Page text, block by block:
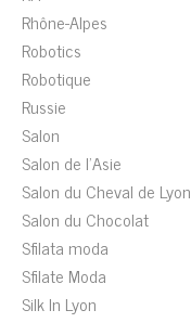
Rhône-Alpes
Robotics
Robotique
Russie
Salon
Salon de l'Asie
Salon du Cheval de Lyon
Salon du Chocolat
Sfilata moda
Sfilate Moda
Silk In Lyon